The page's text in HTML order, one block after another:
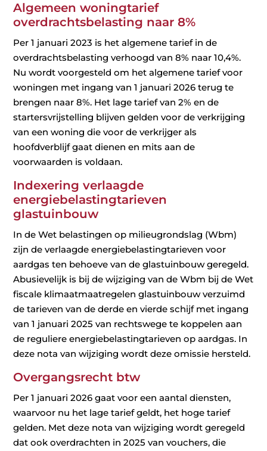
Algemeen woningtarief
overdrachtsbelasting naar 8%
Per 1 januari 2023 is het algemene tarief in de
overdrachtsbelasting verhoogd van 8% naar 10,4%.
Nu wordt voorgesteld om het algemene tarief voor
woningen met ingang van 1 januari 2026 terug te
brengen naar 8%. Het lage tarief van 2% en de
startersvrijstelling blijven gelden voor de verkrijging
van een woning die voor de verkrijger als
hoofdverblijf gaat dienen en mits aan de
voorwaarden is voldaan.
Indexering verlaagde
energiebelastingtarieven
glastuinbouw
In de Wet belastingen op milieugrondslag (Wbm)
zijn de verlaagde energiebelastingtarieven voor
aardgas ten behoeve van de glastuinbouw geregeld.
Abusievelijk is bij de wijziging van de Wbm bij de Wet
fiscale klimaatmaatregelen glastuinbouw verzuimd
de tarieven van de derde en vierde schijf met ingang
van 1 januari 2025 van rechtswege te koppelen aan
de reguliere energiebelastingtarieven op aardgas. In
deze nota van wijziging wordt deze omissie hersteld.
Overgangsrecht btw
Per 1 januari 2026 gaat voor een aantal diensten,
waarvoor nu het lage tarief geldt, het hoge tarief
gelden. Met deze nota van wijziging wordt geregeld
dat ook overdrachten in 2025 van vouchers, die